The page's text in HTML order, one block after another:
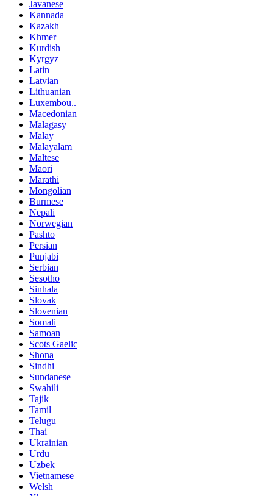
Javanese
Kannada
Kazakh
Khmer
Kurdish
Kyrgyz
Latin
Latvian
Lithuanian
Luxembou..
Macedonian
Malagasy
Malay
Malayalam
Maltese
Maori
Marathi
Mongolian
Burmese
Nepali
Norwegian
Pashto
Persian
Punjabi
Serbian
Sesotho
Sinhala
Slovak
Slovenian
Somali
Samoan
Scots Gaelic
Shona
Sindhi
Sundanese
Swahili
Tajik
Tamil
Telugu
Thai
Ukrainian
Urdu
Uzbek
Vietnamese
Welsh